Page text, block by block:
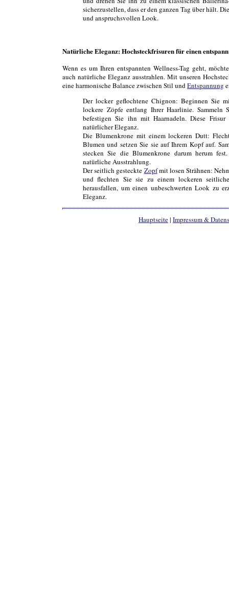
sicherzustellen, dass er den ganzen Tag über hält.
und anspruchsvollen Look.
Natürliche Eleganz: Hochsteckfrisuren für einen
Wenn es um Ihren entspannten Wellness-Tag geht,
auch natürliche Eleganz ausstrahlen. Mit unseren
eine harmonische Balance zwischen Stil undEntspannung
Der locker geflochtene Chignon: Beginnen Sie
lockere Zöpfe entlang Ihrer Haarlinie.
befestigen Sie ihn mit Haarnadeln. Diese
natürlicher Eleganz.
Die Blumenkrone mit einem lockeren Dutt:
Blumen und setzen Sie sie auf Ihrem Kopf auf.
stecken Sie die Blumenkrone darum herum
natürliche Ausstrahlung.
Der seitlich gesteckte Zopfmit losen Strähnen:
und flechten Sie sie zu einem lockeren
herausfallen, um einen unbeschwerten Look zu
Eleganz.
Hauptseite| Impressum &